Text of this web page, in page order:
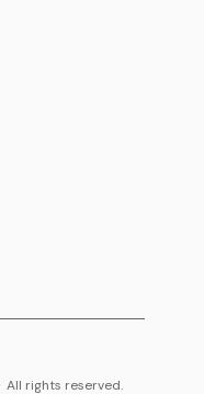
All rights reserved.